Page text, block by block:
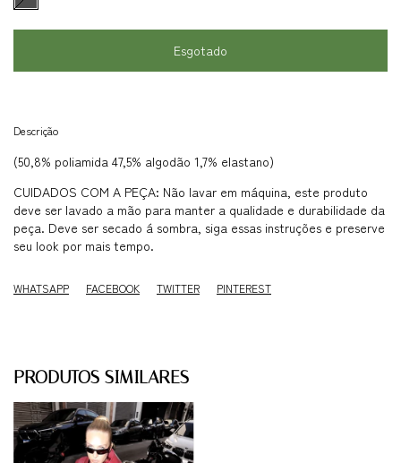
Descrição
(50,8% poliamida 47,5% algodão 1,7% elastano)
CUIDADOS COM A PEÇA: Não lavar em máquina, este produto
deve ser lavado a mão para manter a qualidade e durabilidade da
peça. Deve ser secado á sombra, siga essas instruções e preserve
seu look por mais tempo.
WHATSAPP FACEBOOK TWITTER PINTEREST
PRODUTOS SIMILARES